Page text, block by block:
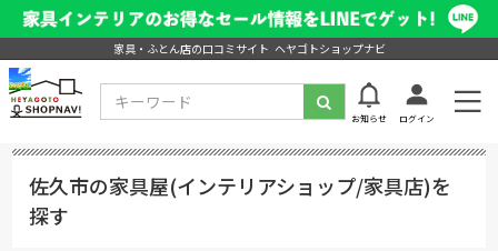
家具・ふとん店の口コミサイト ヘヤゴトショップナビ
お知らせ ログイン
佐久市の家具屋(インテリアショップ/家具店)を
探す